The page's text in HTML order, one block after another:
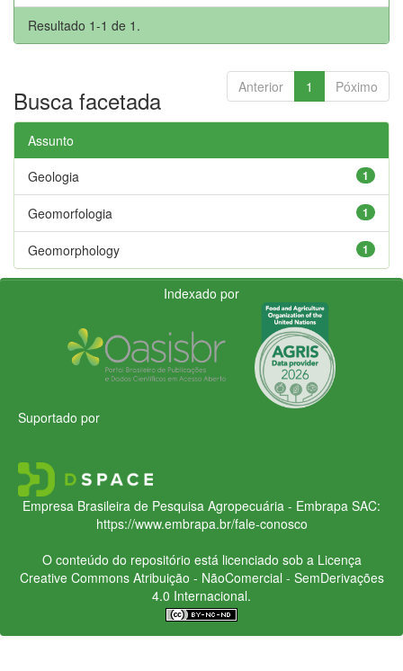
Resultado 1-1 de 1.
Anterior 1 Póximo
Busca facetada
Assunto
1
Geologia
1
Geomorfologia
1
Geomorphology
Indexado por
Suportado por
Empresa Brasileira de Pesquisa Agropecuária - Embrapa SAC:
https://www.embrapa.br/fale-conosco
O conteúdo do repositório está licenciado sob a Licença
Creative CommonsAtribuição - NãoComercial - SemDerivações
4.0 Internacional.